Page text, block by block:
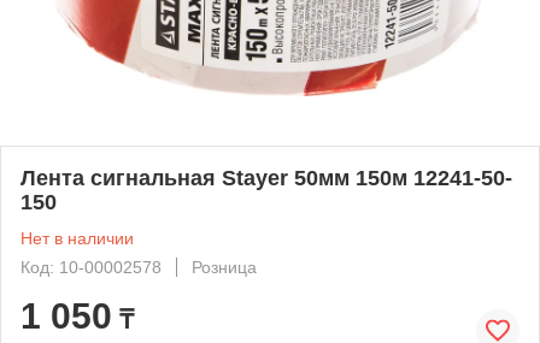
Лента сигнальная Stayer 50мм 150м 12241-50-
150
Нет в наличии
Код: 10-00002578
Розница
1 050 ₸